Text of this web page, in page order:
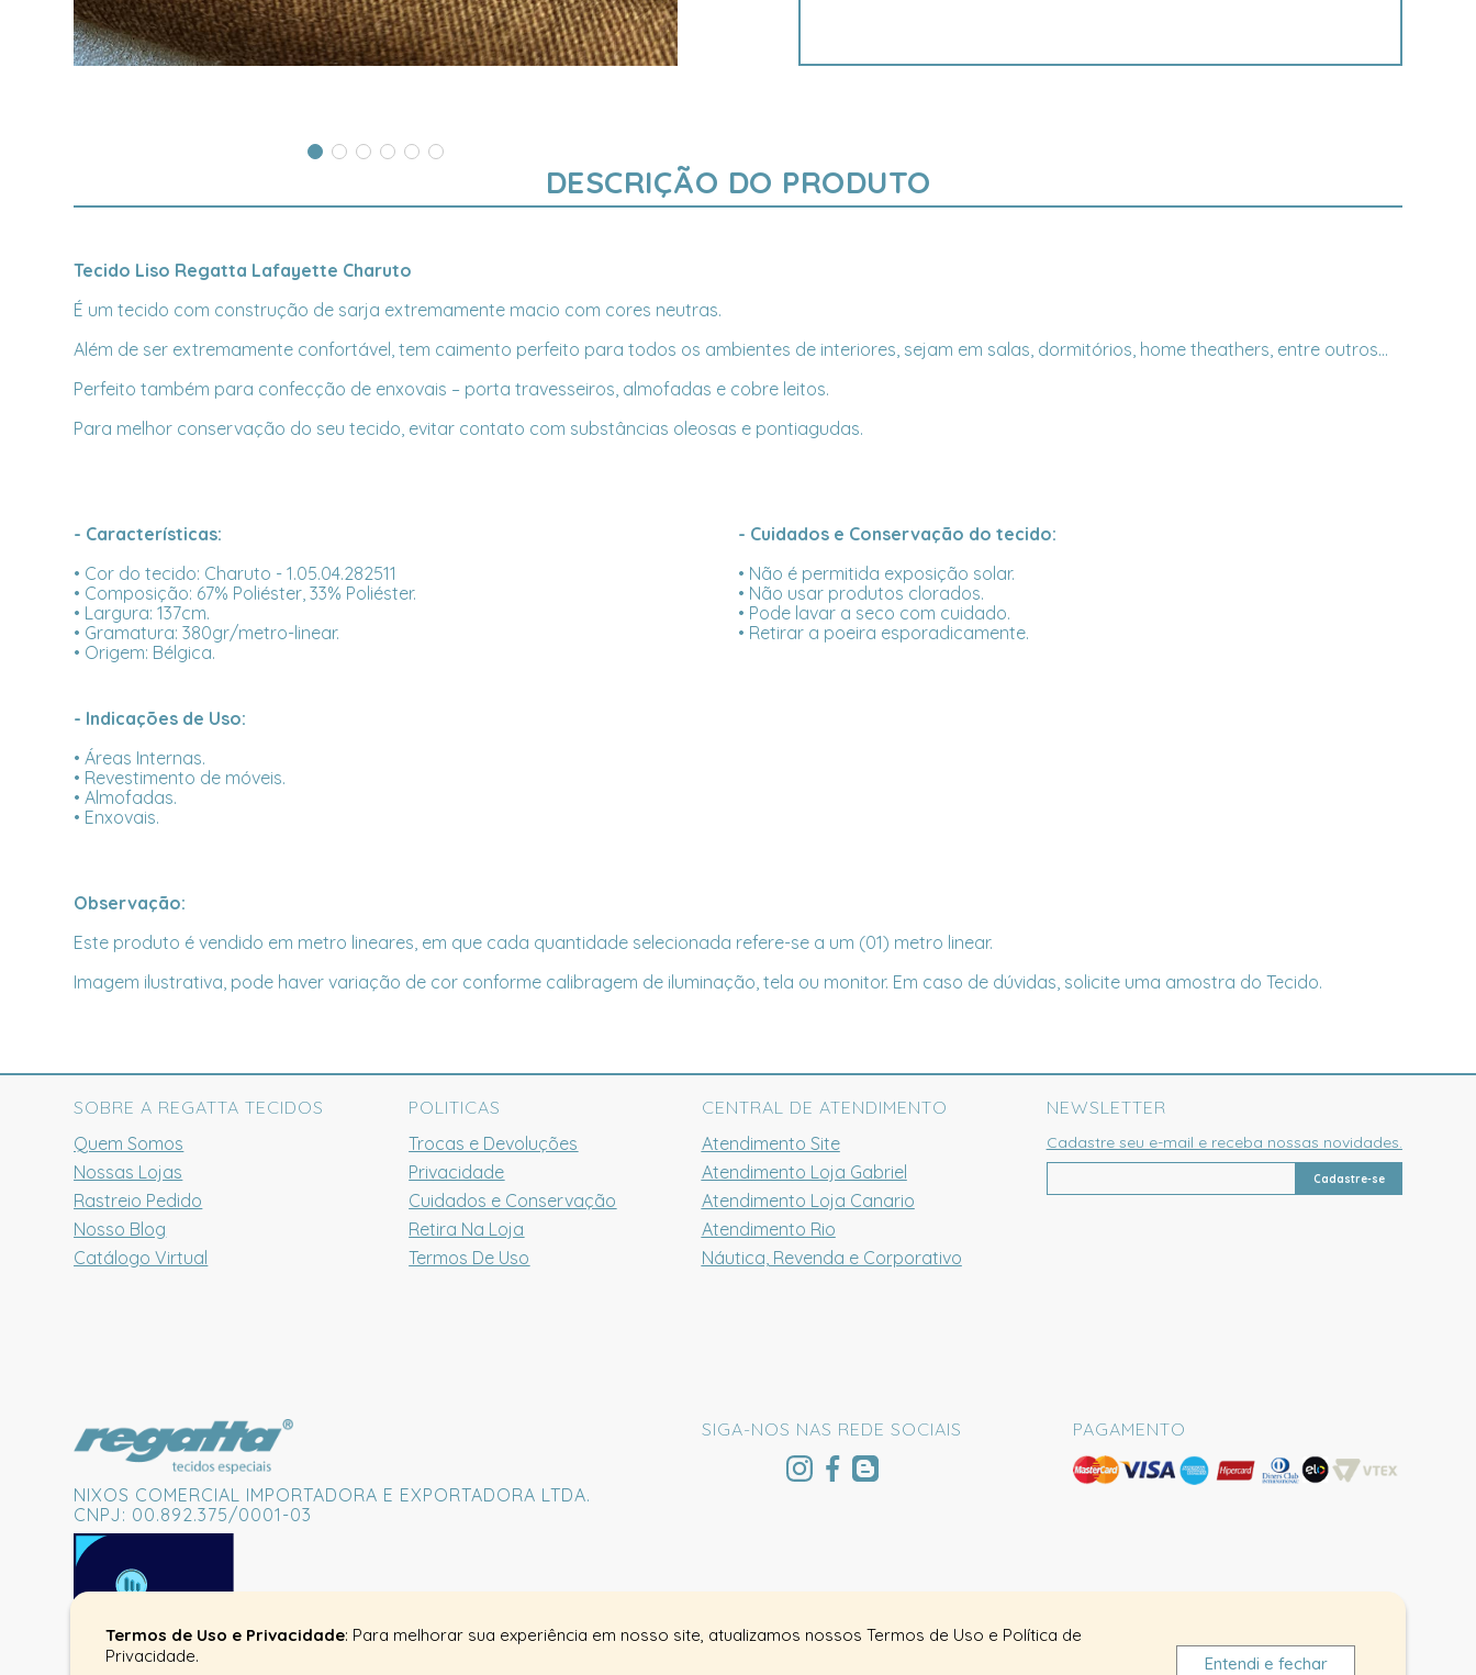
DESCRIÇÃO DO PRODUTO
Tecido Liso Regatta Lafayette Charuto
É um tecido com construção de sarja extremamente macio com cores neutras.
Além de ser extremamente confortável, tem caimento perfeito para todos os ambientes de interiores, sejam em salas, dormitórios, home theathers, entre outros...
Perfeito também para confecção de enxovais – porta travesseiros, almofadas e cobre leitos.
Para melhor conservação do seu tecido, evitar contato com substâncias oleosas e pontiagudas.
- Características:
• Cor do tecido: Charuto - 1.05.04.282511
• Composição: 67% Poliéster, 33% Poliéster.
• Largura: 137cm.
• Gramatura: 380gr/metro-linear.
• Origem: Bélgica.
- Cuidados e Conservação do tecido:
• Não é permitida exposição solar.
• Não usar produtos clorados.
• Pode lavar a seco com cuidado.
• Retirar a poeira esporadicamente.
- Indicações de Uso:
• Áreas Internas.
• Revestimento de móveis.
• Almofadas.
• Enxovais.
Observação:
Este produto é vendido em metro lineares, em que cada quantidade selecionada refere-se a um (01) metro linear.
Imagem ilustrativa, pode haver variação de cor conforme calibragem de iluminação, tela ou monitor. Em caso de dúvidas, solicite uma amostra do Tecido.
SOBRE A REGATTA TECIDOS
Quem Somos
Nossas Lojas
Rastreio Pedido
Nosso Blog
Catálogo Virtual
POLITICAS
Trocas e Devoluções
Privacidade
Cuidados e Conservação
Retira Na Loja
Termos De Uso
CENTRAL DE ATENDIMENTO
Atendimento Site
Atendimento Loja Gabriel
Atendimento Loja Canario
Atendimento Rio
Náutica, Revenda e Corporativo
NEWSLETTER
Cadastre seu e-mail e receba nossas novidades.
Cadastre-se
NIXOS COMERCIAL IMPORTADORA E EXPORTADORA LTDA.
CNPJ: 00.892.375/0001-03
SIGA-NOS NAS REDE SOCIAIS PAGAMENTO
Termos de Uso e Privacidade: Para melhorar sua experiência em nosso site, atualizamos nossos Termos de Uso e Política de
Privacidade.
Entendi e fechar